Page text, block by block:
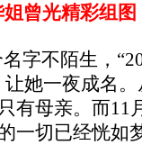
曾光精彩组图
字不陌生，
她一夜成名
有母亲。而11
一切已经恍如